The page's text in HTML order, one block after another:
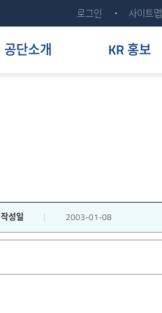
로그인 사이트맵
공단소개 KR 홍보
작성일 2003-01-08